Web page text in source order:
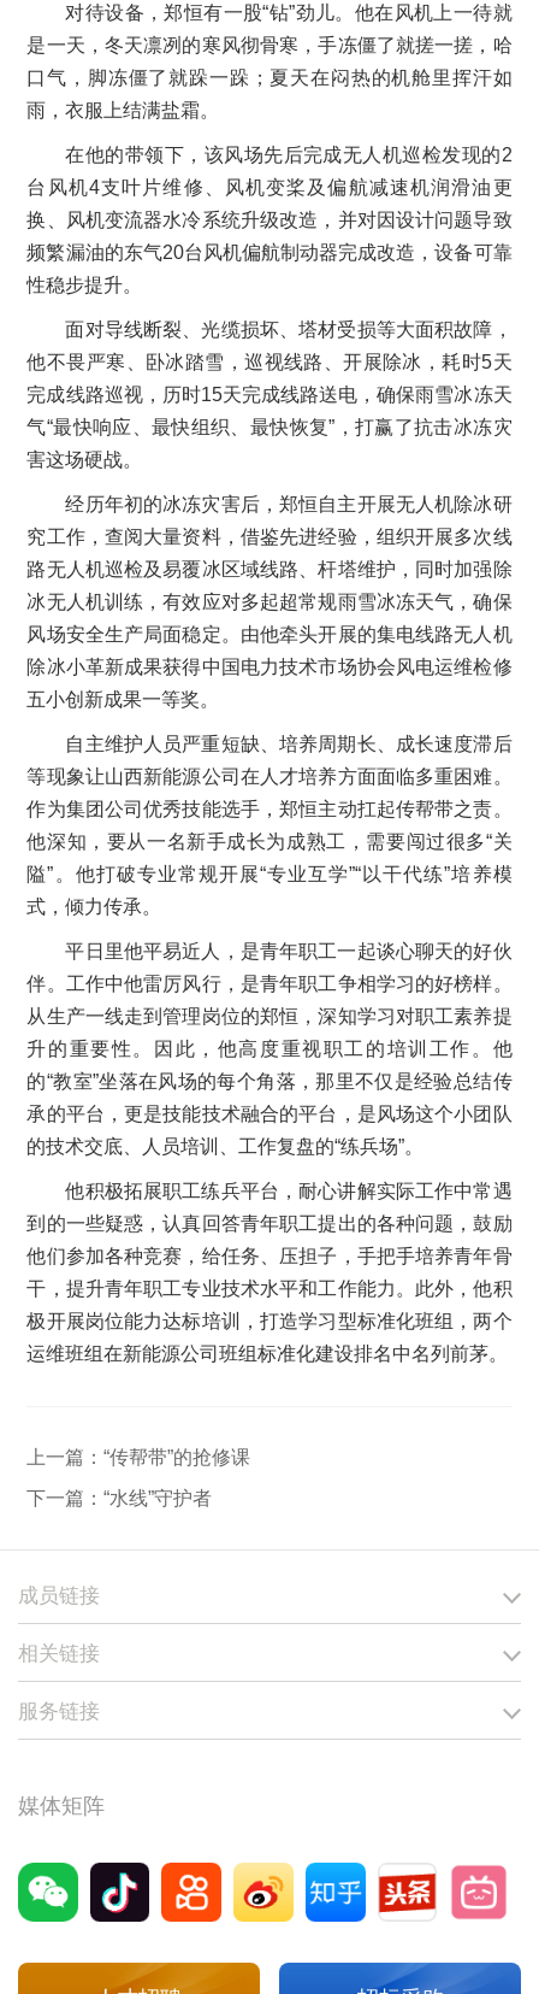
对待设备，郑恒有一股“钻”劲儿。他在风机上一待就
是一天，冬天凛冽的寒风彻骨寒，手冻僵了就搓一搓，哈
口气，脚冻僵了就跺一跺；夏天在闷热的机舱里挥汗如
雨，衣服上结满盐霜。
在他的带领下，该风场先后完成无人机巡检发现的2
台风机4支叶片维修、风机变桨及偏航减速机润滑油更
换、风机变流器水冷系统升级改造，并对因设计问题导致
频繁漏油的东气20台风机偏航制动器完成改造，设备可靠
性稳步提升。
面对导线断裂、光缆损坏、塔材受损等大面积故障，
他不畏严寒、卧冰踏雪，巡视线路、开展除冰，耗时5天
完成线路巡视，历时15天完成线路送电，确保雨雪冰冻天
气“最快响应、最快组织、最快恢复”，打赢了抗击冰冻灾
害这场硬战。
经历年初的冰冻灾害后，郑恒自主开展无人机除冰研
究工作，查阅大量资料，借鉴先进经验，组织开展多次线
路无人机巡检及易覆冰区域线路、杆塔维护，同时加强除
冰无人机训练，有效应对多起超常规雨雪冰冻天气，确保
风场安全生产局面稳定。由他牵头开展的集电线路无人机
除冰小革新成果获得中国电力技术市场协会风电运维检修
五小创新成果一等奖。
自主维护人员严重短缺、培养周期长、成长速度滞后
等现象让山西新能源公司在人才培养方面面临多重困难。
作为集团公司优秀技能选手，郑恒主动扛起传帮带之责。
他深知，要从一名新手成长为成熟工，需要闯过很多“关
隘”。他打破专业常规开展“专业互学”“以干代练”培养模
式，倾力传承。
平日里他平易近人，是青年职工一起谈心聊天的好伙
伴。工作中他雷厉风行，是青年职工争相学习的好榜样。
从生产一线走到管理岗位的郑恒，深知学习对职工素养提
升的重要性。因此，他高度重视职工的培训工作。他
的“教室”坐落在风场的每个角落，那里不仅是经验总结传
承的平台，更是技能技术融合的平台，是风场这个小团队
的技术交底、人员培训、工作复盘的“练兵场”。
他积极拓展职工练兵平台，耐心讲解实际工作中常遇
到的一些疑惑，认真回答青年职工提出的各种问题，鼓励
他们参加各种竞赛，给任务、压担子，手把手培养青年骨
干，提升青年职工专业技术水平和工作能力。此外，他积
极开展岗位能力达标培训，打造学习型标准化班组，两个
运维班组在新能源公司班组标准化建设排名中名列前茅。
上一篇：“传帮带”的抢修课
下一篇：“水线”守护者
媒体矩阵
成员链接
相关链接
服务链接